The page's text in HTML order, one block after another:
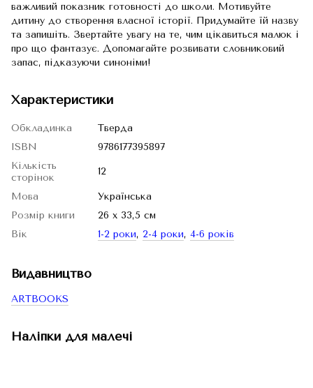
важливий показник готовності до школи. Мотивуйте
дитину до створення власної історії. Придумайте їй назву
та запишіть. Звертайте увагу на те, чим цікавиться малюк і
про що фантазує. Допомагайте розвивати словниковий
запас, підказуючи синоніми!
Характеристики
Обкладинка
Тверда
ISBN
9786177395897
Кількість
сторінок
12
Мова
Українська
Розмір книги
26 х 33,5 см
Вік
1-2 роки, 2-4 роки, 4-6 років
Видавництво
ARTBOOKS
Наліпки для малечі